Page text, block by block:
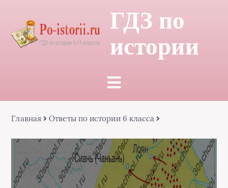
ГДЗ по
истории
Главная Ответы по истории 6 класса